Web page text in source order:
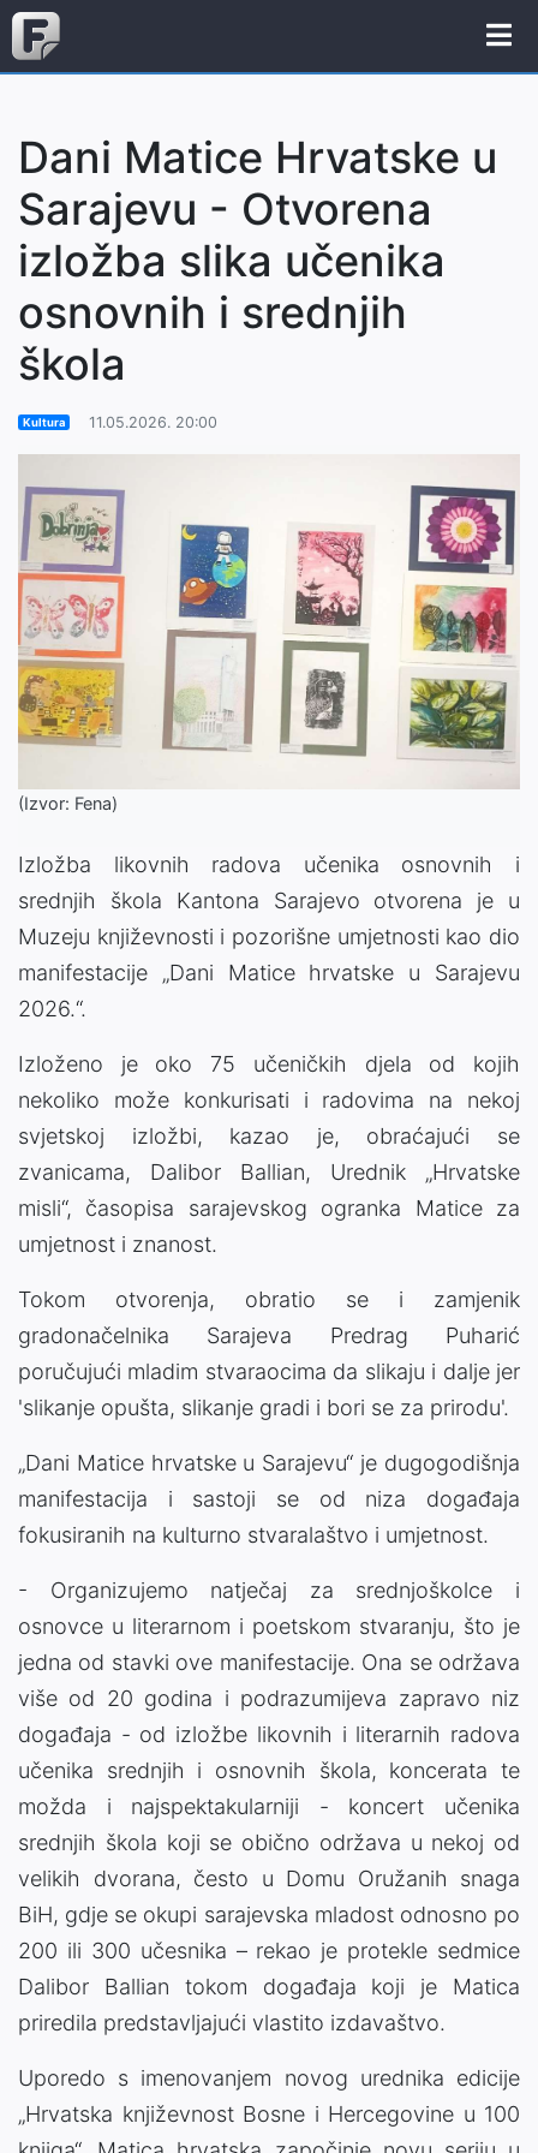
Dani Matice Hrvatske u
Sarajevu - Otvorena
izložba slika učenika
osnovnih i srednjih
škola
Kultura 11.05.2026. 20:00
(Izvor: Fena)
Izložba likovnih radova učenika osnovnih i
srednjih škola Kantona Sarajevo otvorena je u
Muzeju književnosti i pozorišne umjetnosti kao dio
manifestacije „Dani Matice hrvatske u Sarajevu
2026.“.
Izloženo je oko 75 učeničkih djela od kojih
nekoliko može konkurisati i radovima na nekoj
svjetskoj izložbi, kazao je, obraćajući se
zvanicama, Dalibor Ballian, Urednik „Hrvatske
misli“, časopisa sarajevskog ogranka Matice za
umjetnost i znanost.
Tokom otvorenja, obratio se i zamjenik
gradonačelnika Sarajeva Predrag Puharić
poručujući mladim stvaraocima da slikaju i dalje jer
'slikanje opušta, slikanje gradi i bori se za prirodu'.
„Dani Matice hrvatske u Sarajevu“ je dugogodišnja
manifestacija i sastoji se od niza događaja
fokusiranih na kulturno stvaralaštvo i umjetnost.
- Organizujemo natječaj za srednjoškolce i
osnovce u literarnom i poetskom stvaranju, što je
jedna od stavki ove manifestacije. Ona se održava
više od 20 godina i podrazumijeva zapravo niz
događaja - od izložbe likovnih i literarnih radova
učenika srednjih i osnovnih škola, koncerata te
možda i najspektakularniji - koncert učenika
srednjih škola koji se obično održava u nekoj od
velikih dvorana, često u Domu Oružanih snaga
BiH, gdje se okupi sarajevska mladost odnosno po
200 ili 300 učesnika – rekao je protekle sedmice
Dalibor Ballian tokom događaja koji je Matica
priredila predstavljajući vlastito izdavaštvo.
Uporedo s imenovanjem novog urednika edicije
„Hrvatska književnost Bosne i Hercegovine u 100